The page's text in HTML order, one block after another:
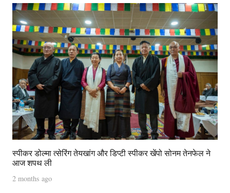
स्पीकर डोल्मा त्सेरिंग तेयखांग और डिप्टी स्पीकर खेंपो सोनम तेनफेल ने
आज शपथ ली
2 months ago